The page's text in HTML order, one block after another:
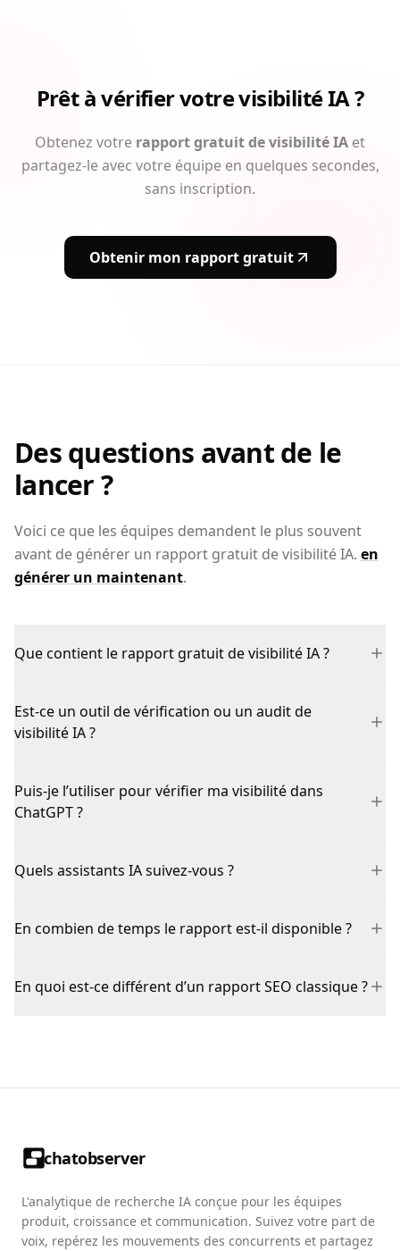
Prêt à vérifier votre visibilité IA ?
Obtenez votre rapport gratuit de visibilité IA et
partagez-le avec votre équipe en quelques secondes,
sans inscription.
Obtenir mon rapport gratuit
Des questions avant de le
lancer ?
Voici ce que les équipes demandent le plus souvent
avant de générer un rapport gratuit de visibilité IA. en
générer un maintenant.
Que contient le rapport gratuit de visibilité IA ?
Est-ce un outil de vérification ou un audit de
visibilité IA ?
Puis-je l’utiliser pour vérifier ma visibilité dans
ChatGPT ?
Quels assistants IA suivez-vous ?
En combien de temps le rapport est-il disponible ?
En quoi est-ce différent d’un rapport SEO classique ?
chatobserver
L'analytique de recherche IA conçue pour les équipes
produit, croissance et communication. Suivez votre part de
voix, repérez les mouvements des concurrents et partagez